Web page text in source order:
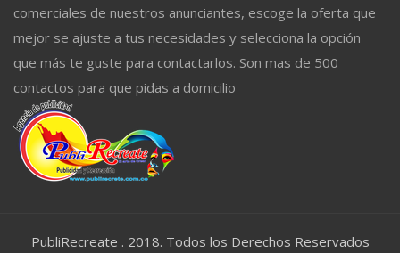
comerciales de nuestros anunciantes, escoge la oferta que
mejor se ajuste a tus necesidades y selecciona la opción
que más te guste para contactarlos. Son mas de 500
contactos para que pidas a domicilio
PubliRecreate . 2018. Todos los Derechos Reservados